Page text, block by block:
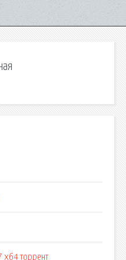
x64 торрент